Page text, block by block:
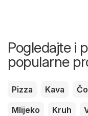
Pogledajte i
popularne
Pizza Kava
Mlijeko
Kruh